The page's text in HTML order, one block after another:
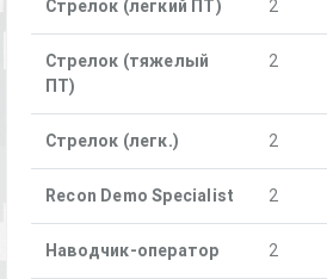
Стрелок (легкий ПТ) 2
Стрелок (тяжелый
ПТ)
2
Стрелок (легк.) 2
Recon Demo Specialist 2
Наводчик-оператор 2